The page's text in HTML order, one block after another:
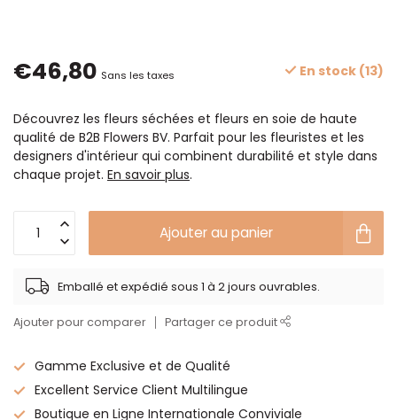
€46,80 Sans les taxes En stock (13)
Découvrez les fleurs séchées et fleurs en soie de haute
qualité de B2B Flowers BV. Parfait pour les fleuristes et les
designers d'intérieur qui combinent durabilité et style dans
chaque projet. En savoir plus.
Ajouter au panier
Emballé et expédié sous 1 à 2 jours ouvrables.
Ajouter pour comparer Partager ce produit
Gamme Exclusive et de Qualité
Excellent Service Client Multilingue
Boutique en Ligne Internationale Conviviale